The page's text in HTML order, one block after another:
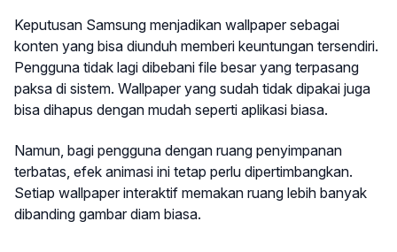
Keputusan Samsung menjadikan wallpaper sebagai
konten yang bisa diunduh memberi keuntungan tersendiri.
Pengguna tidak lagi dibebani file besar yang terpasang
paksa di sistem. Wallpaper yang sudah tidak dipakai juga
bisa dihapus dengan mudah seperti aplikasi biasa.
Namun, bagi pengguna dengan ruang penyimpanan
terbatas, efek animasi ini tetap perlu dipertimbangkan.
Setiap wallpaper interaktif memakan ruang lebih banyak
dibanding gambar diam biasa.